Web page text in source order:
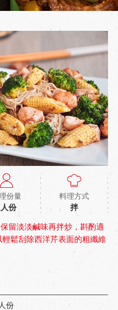
份量
份
料理方式
拌
留淡淡鹹味再拌炒，斟酌適
鬆刮除西洋芹表面的粗纖維
份